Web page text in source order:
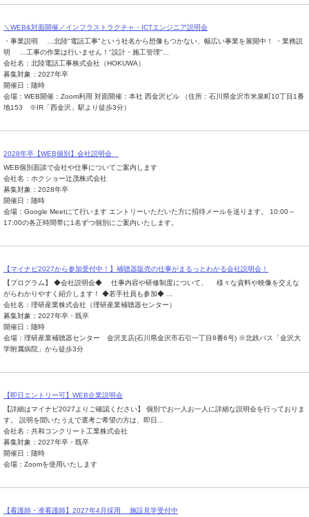
＼WEB&対面開催／インフラストラクチャ・ICTエンジニア説明会
・事業説明 …北陸"電話工事"という社名から想像もつかない、幅広い事業を展開中！ ・業務説
明 …工事の作業は行いません！"設計・施工管理"...
会社名：北陸電話工事株式会社（HOKUWA）
募集対象：2027年卒
開催日：随時
会場：WEB開催：Zoom利用 対面開催：本社 西金沢ビル （住所：石川県金沢市米泉町10丁目1番
地153 ※IR「西金沢」駅より徒歩3分）
2028年卒【WEB個別】会社説明会
WEB個別面談で会社や仕事についてご案内します
会社名：ホクショー辻茂株式会社
募集対象：2028年卒
開催日：随時
会場：Google Meetにて行います エントリーいただいた方に招待メールを送ります。 10:00～
17:00の各正時間帯に1名ずつ個別にご案内いたします。
【マイナビ2027から参加受付中！】補聴器販売の仕事がまるっとわかる会社説明会！
【プログラム】 ◆会社説明会◆ 仕事内容や研修制度について、 様々な資料や映像を交えな
がらわかりやすく紹介します！ ◆若手社員も参加◆ ...
会社名：理研産業株式会社（理研産業補聴器センター）
募集対象：2027年卒・既卒
開催日：随時
会場：理研産業補聴器センター 金沢支店(石川県金沢市石引一丁目8番6号) ※北鉄バス「金沢大
学附属病院」から徒歩3分
【即日エントリー可】WEB企業説明会
【詳細はマイナビ2027よりご確認ください】 個別でお一人お一人に詳細な説明会を行っておりま
す。 説明を聞いたうえで選考ご希望の方は、即日...
会社名：共和コンクリート工業株式会社
募集対象：2027年卒・既卒
開催日：随時
会場：Zoomを使用いたします
【看護師・准看護師】2027年4月採用 施設見学受付中